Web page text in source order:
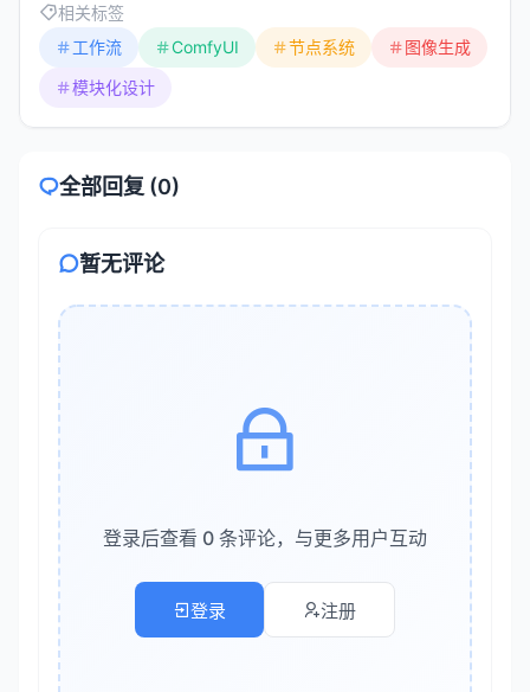
模型加载模块：包含Checkpoint、VAE、LoRA等模型
的加载节点
提示词处理模块
本编码
核心处理层
图像优化模块
输出层
：实时预览、批量保存、格式转换等
2.2 标准化接口
为每个模块定义标准化的输入输出接口，可以显著提升工
作流的可维护性和可复用性。例如：
标准采样模块接口：
输入：模型、正向提示词、负向提示词、潜空间图像（可选）
相关标签
工作流
ComfyUI 节点系统
图像生成
模块化设计
全部回复 (0)
暂无评论
登录后查看 0 条评论，与更多用户互动
登录 注册